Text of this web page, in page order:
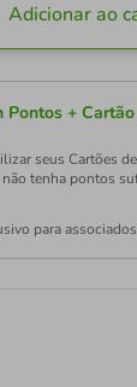
Adicionar ao
Pontos +
seus Cartões
tenha pontos
para associados